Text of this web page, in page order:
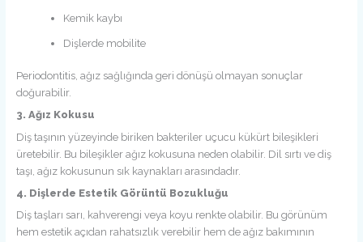
Kemik kaybı
Dişlerde mobilite
Periodontitis, ağız sağlığında geri dönüşü olmayan sonuçlar
doğurabilir.
3. Ağız Kokusu
Diş taşının yüzeyinde biriken bakteriler uçucu kükürt bileşikleri
üretebilir. Bu bileşikler ağız kokusuna neden olabilir. Dil sırtı ve diş
taşı, ağız kokusunun sık kaynakları arasındadır.
4. Dişlerde Estetik Görüntü Bozukluğu
Diş taşları sarı, kahverengi veya koyu renkte olabilir. Bu görünüm
hem estetik açıdan rahatsızlık verebilir hem de ağız bakımının